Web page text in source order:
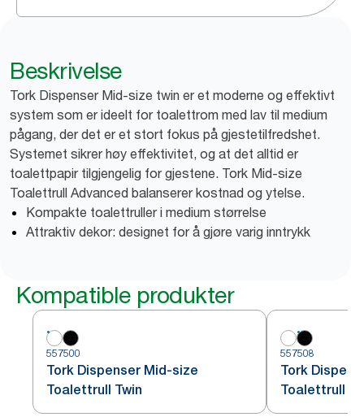
Beskrivelse
Tork Dispenser Mid-size twin er et moderne og effektivt
system som er ideelt for toalettrom med lav til medium
pågang, der det er et stort fokus på gjestetilfredshet.
Systemet sikrer høy effektivitet, og at det alltid er
toalettpapir tilgjengelig for gjestene. Tork Mid-size
Toalettrull Advanced balanserer kostnad og ytelse.
Kompakte toalettruller i medium størrelse
Attraktiv dekor: designet for å gjøre varig inntrykk
Kompatible produkter
557500
Tork Dispenser Mid-size
Toalettrull Twin
557508
Tork
Toalettrull